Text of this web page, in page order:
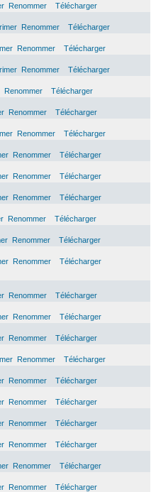
Renommer
Télécharger
Renommer
Télécharger
Renommer
Télécharger
Renommer
Télécharger
Renommer
Télécharger
Renommer
Télécharger
Renommer
Télécharger
Renommer
Télécharger
Renommer
Télécharger
Renommer
Télécharger
Renommer
Télécharger
Renommer
Télécharger
Renommer
Télécharger
Renommer
Télécharger
Renommer
Télécharger
Renommer
Télécharger
Renommer
Télécharger
Renommer
Télécharger
Renommer
Télécharger
Renommer
Télécharger
Renommer
Télécharger
Renommer
Télécharger
Renommer
Télécharger